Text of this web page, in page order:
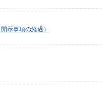
示事項の経過）